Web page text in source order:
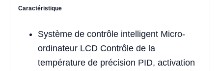
Caractéristique
Système de contrôle intelligent Micro-
ordinateur LCD Contrôle de la
température de précision PID, activation